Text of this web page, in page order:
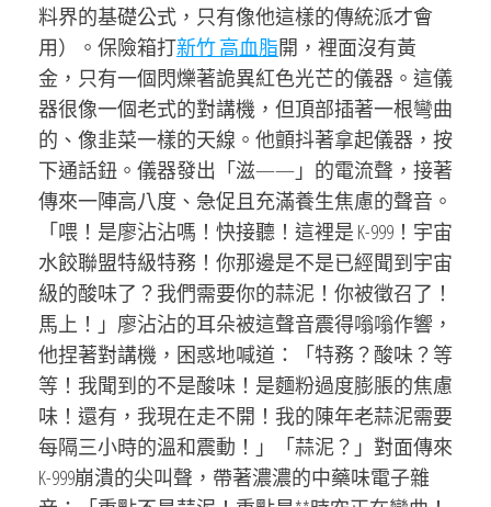
料界的基礎公式，只有像他這樣的傳統派才會
用）。保險箱打新竹 高血脂開，裡面沒有黃
金，只有一個閃爍著詭異紅色光芒的儀器。這儀
器很像一個老式的對講機，但頂部插著一根彎曲
的、像韭菜一樣的天線。他顫抖著拿起儀器，按
下通話鈕。儀器發出「滋——」的電流聲，接著
傳來一陣高八度、急促且充滿養生焦慮的聲音。
「喂！是廖沾沾嗎！快接聽！這裡是 K-999！宇宙
水餃聯盟特級特務！你那邊是不是已經聞到宇宙
級的酸味了？我們需要你的蒜泥！你被徵召了！
馬上！」廖沾沾的耳朵被這聲音震得嗡嗡作響，
他捏著對講機，困惑地喊道：「特務？酸味？等
等！我聞到的不是酸味！是麵粉過度膨脹的焦慮
味！還有，我現在走不開！我的陳年老蒜泥需要
每隔三小時的溫和震動！」「蒜泥？」對面傳來
K-999崩潰的尖叫聲，帶著濃濃的中藥味電子雜